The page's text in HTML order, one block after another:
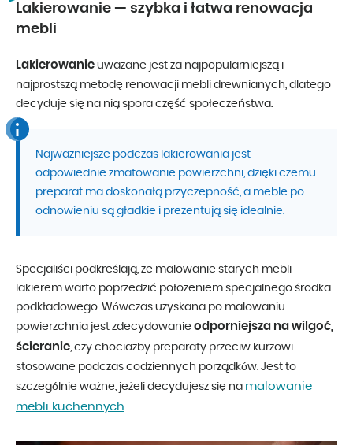
Lakierowanie — szybka i łatwa renowacja
mebli
Lakierowanie uważane jest za najpopularniejszą i
najprostszą metodę renowacji mebli drewnianych, dlatego
decyduje się na nią spora część społeczeństwa.
Najważniejsze podczas lakierowania jest
odpowiednie zmatowanie powierzchni, dzięki czemu
preparat ma doskonałą przyczepność, a meble po
odnowieniu są gładkie i prezentują się idealnie.
Specjaliści podkreślają, że malowanie starych mebli
lakierem warto poprzedzić położeniem specjalnego środka
podkładowego. Wówczas uzyskana po malowaniu
powierzchnia jest zdecydowanie odporniejsza na wilgoć,
ścieranie, czy chociażby preparaty przeciw kurzowi
stosowane podczas codziennych porządków. Jest to
szczególnie ważne, jeżeli decydujesz się na malowanie
mebli kuchennych.